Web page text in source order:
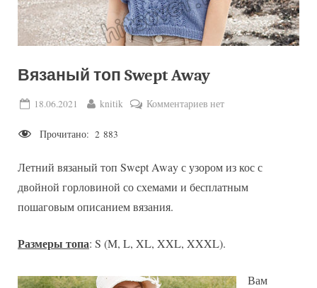
Вязаный топ Swept Away
Posted
18.06.2021 By
knitik Комментариевк
Swept
Away
нет
Прочитано: 2 883
Летний вязаный топ Swept Away с узором из кос с
двойной горловиной со схемами и бесплатным
пошаговым описанием вязания.
Размеры топа: S (M, L, XL, XXL, XXXL).
Вам